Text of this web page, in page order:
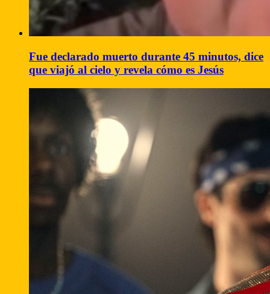
Fue declarado muerto durante 45 minutos, dice
que viajó al cielo y revela cómo es Jesús